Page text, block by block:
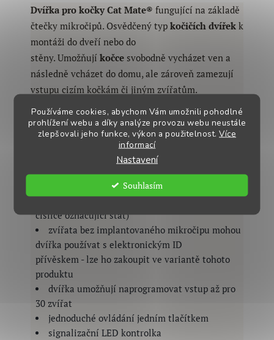
Používáme cookies, abychom Vám umožnili pohodlné
prohlížení webu a díky analýze provozu webu neustále
zlepšovali jeho funkce, výkon a použitelnost. Více
informací
Nastavení
Souhlasím
Dvířka pro kočky Cat Mate® fungující na základě
čtečky mikročipů. Osvědčený typ kočičích dvířek k
montáži do dveří nebo do
stěny. Umožňují kočce svobodně vycházet ven a
následně vcházet do domu, ale zároveň zamezují
vstupu cizím kočkám či jiným zvířatům.
do dřevěných nebo kovových dveří do síly
materiálu až 85 mm
montáž do zdi nebo skla je možná za pomoci
pro všechna domácí zvířata s implantovaným
mikročipem dle evropské normy nebo s 15ti
místným identifikačním číslem (12 číslic + 3
číslice označující stát)
zvířata bez implantovaného mikročipu mohou
dvířka používat s elektronickým ID
přívěskem-lze ho zakoupit ve variantě tohoto
produktu
dvířka umožňují naprogramovat vstup až pro
30 zvířat
jednoduché ovládání jedním tlačítkem
signalizační LED kontrolka